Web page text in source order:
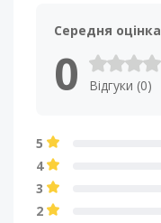
Середня оцінка
0 Відгуки (0)
5
4
3
2